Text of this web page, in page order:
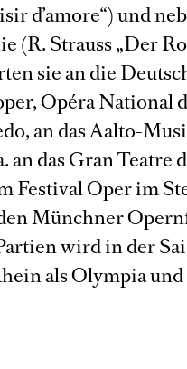
d’amore“) und
(R. Strauss „Der
sie an die
Opéra National
an das Aalto-
an das Gran Teatre
Festival Oper im
Münchner
wird in der
als Olympia